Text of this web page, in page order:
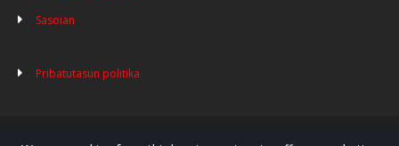
Sasoian
Pribatutasun politika